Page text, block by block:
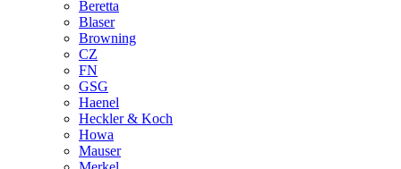
Beretta
Blaser
Browning
CZ
FN
GSG
Haenel
Heckler & Koch
Howa
Mauser